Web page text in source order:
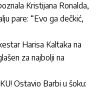
Kristijana Ronalda,
pare: “Evo ga dečkić,
Harisa Kaltaka na
za najbolji na
Ostavio Barbi u šoku: